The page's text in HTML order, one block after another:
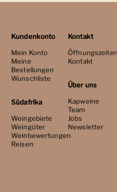
Kundenkonto
Mein Konto
Meine
Bestellungen
Wunschliste
Südafrika
Weingebiete
Weingüter
Weinbewertungen
Reisen
Kontakt
Kontakt
Über uns
Kapweine
Team
Jobs
Newsletter